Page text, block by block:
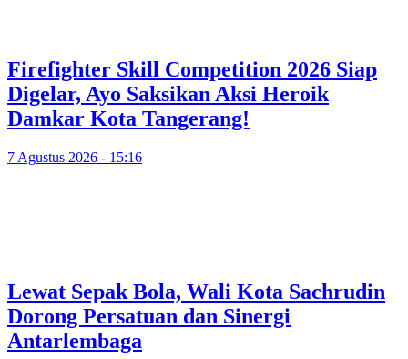
Firefighter Skill Competition 2026 Siap
Digelar, Ayo Saksikan Aksi Heroik
Damkar Kota Tangerang!
7 Agustus 2026 - 15:16
Lewat Sepak Bola, Wali Kota Sachrudin
Dorong Persatuan dan Sinergi
Antarlembaga